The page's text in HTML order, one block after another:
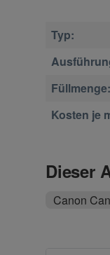
Typ:
Füllmenge:
Kosten je
Dieser
Canon